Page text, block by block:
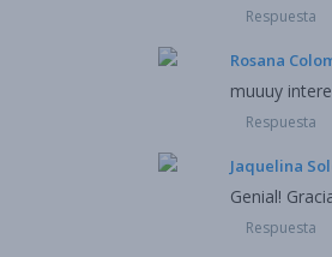
Respuesta
Rosana
Respuesta
Jaquelina
Genial!
Respuesta